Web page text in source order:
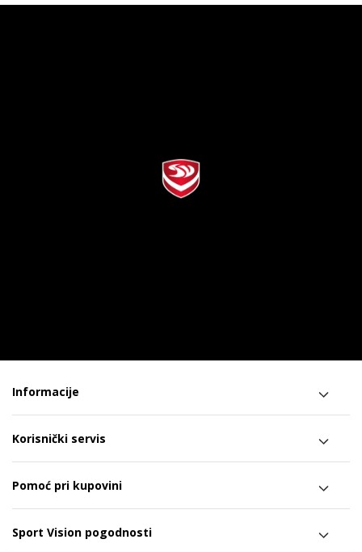
Informacije
Korisnički servis
Pomoć pri kupovini
Sport Vision pogodnosti